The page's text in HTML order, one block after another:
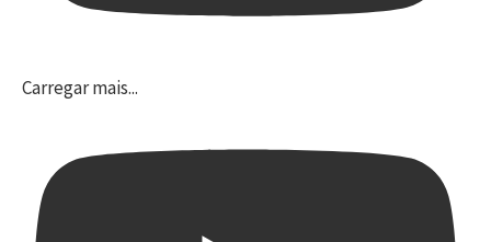
Carregar mais...